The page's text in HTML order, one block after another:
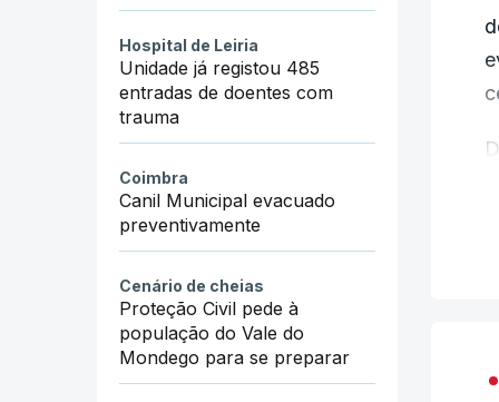
Hospital de Leiria
Unidade já registou 485
entradas de doentes com
trauma
Coimbra
Canil Municipal evacuado
preventivamente
Cenário de cheias
Proteção Civil pede à
população do Vale do
Mondego para se preparar